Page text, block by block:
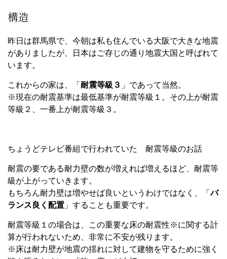
構造
昨日は群馬県で、今朝は私も住んでいる大阪で大きな地震
がありましたが、日本はご存じの通り地震大国と呼ばれて
います。
これからの家は、「 耐震等級３ 」であって当然。
※現在の耐震基準は最低基準が耐震等級１。その上が耐震
等級２、一番上が耐震等級３。
ちょうどテレビ番組で行われていた 耐震等級のお話
耐震の要である耐力壁の数が増えれば増えるほど、耐震等
級が上がっていきます。
もちろん耐力壁は増やせば良いというわけではなく、「バ
ランス良く配置 」することも重要です。
耐震等級１の場合は、この重要な床の耐震性※に関する計
算が行われないため、非常に不安が残ります。
※床は耐力壁が地震の揺れに対して建物を守るために強く